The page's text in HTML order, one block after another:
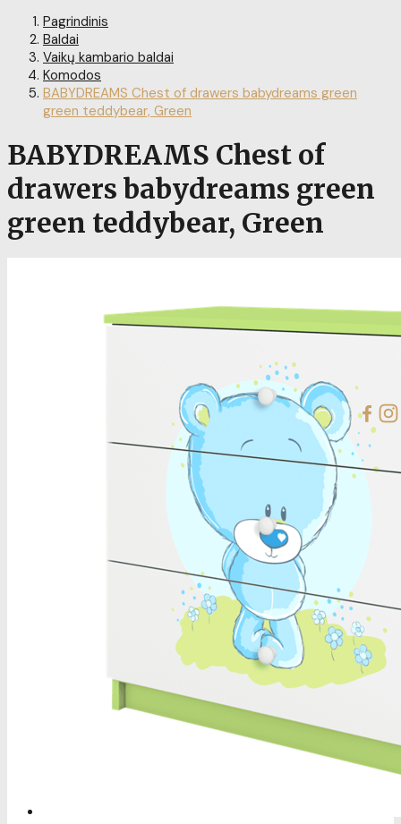
Pagrindinis
Baldai
Vaikų kambario baldai
Komodos
BABYDREAMS Chest of drawers babydreams green
green teddybear, Green
BABYDREAMS Chest of
drawers babydreams green
green teddybear, Green